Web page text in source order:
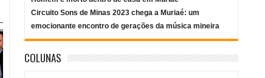
Circuito Sons de Minas 2023 chega a Muriaé: um
emocionante encontro de gerações da música mineira
COLUNAS